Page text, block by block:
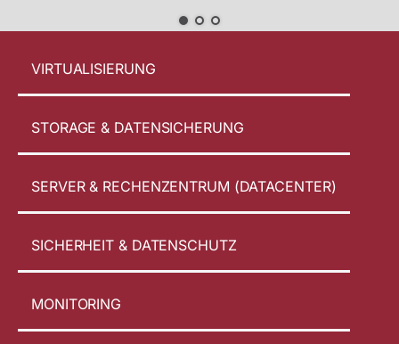
VIRTUALISIERUNG
STORAGE & DATENSICHERUNG
SERVER & RECHENZENTRUM (DATACENTER)
SICHERHEIT & DATENSCHUTZ
MONITORING